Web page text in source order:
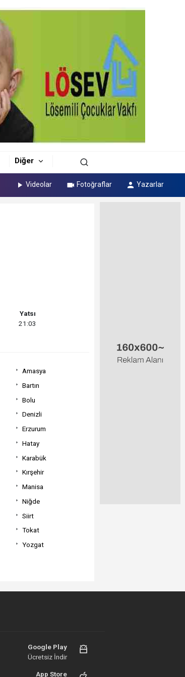
Diğer
Videolar Fotoğraflar Yazarlar
Yatsı
21:03
Amasya
Bartın
Bolu
Denizli
Erzurum
Hatay
Karabük
Kırşehir
Manisa
Niğde
Siirt
Tokat
Yozgat
Google Play
Ücretsiz İndir
App Store